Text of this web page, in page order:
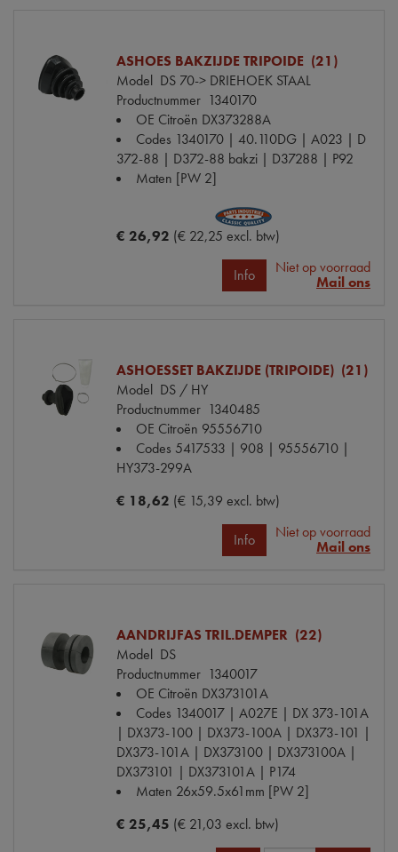
ASHOES BAKZIJDE TRIPOIDE (21)
Model DS 70-> DRIEHOEK STAAL
Productnummer 1340170
OE Citroën DX373288A
Codes 1340170 | 40.110DG | A023 | D
372-88 | D372-88 bakzi | D37288 | P92
Maten [PW 2]
€ 26,92 (€ 22,25 excl. btw)
Info
Niet op voorraad
Mail ons
ASHOESSET BAKZIJDE (TRIPOIDE) (21)
Model DS / HY
Productnummer 1340485
OE Citroën 95556710
Codes 5417533 | 908 | 95556710 |
HY373-299A
€ 18,62 (€ 15,39 excl. btw)
Info
Niet op voorraad
Mail ons
AANDRIJFAS TRIL.DEMPER (22)
Model DS
Productnummer 1340017
OE Citroën DX373101A
Codes 1340017 | A027E | DX 373-101A
| DX373-100 | DX373-100A | DX373-101 |
DX373-101A | DX373100 | DX373100A |
DX373101 | DX373101A | P174
Maten 26x59.5x61mm [PW 2]
€ 25,45 (€ 21,03 excl. btw)